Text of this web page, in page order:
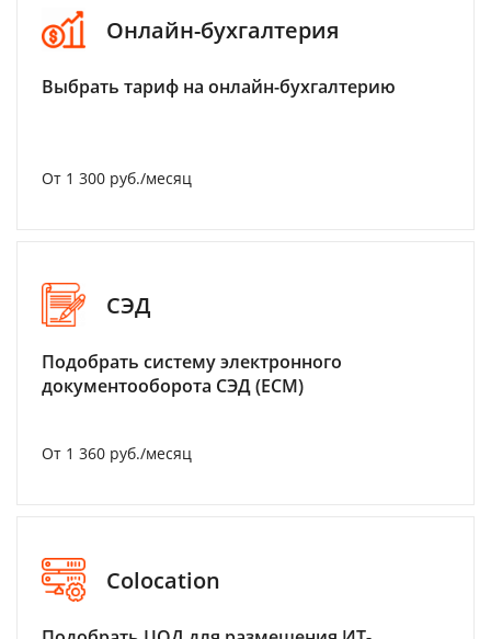
Онлайн-бухгалтерия
Выбрать тариф на онлайн-бухгалтерию
От 1 300 руб./месяц
СЭД
Подобрать систему электронного
документооборота СЭД (ECM)
От 1 360 руб./месяц
Colocation